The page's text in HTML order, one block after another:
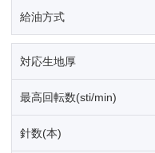
給油方式
対応生地厚
最高回転数(sti/min)
針数(本)